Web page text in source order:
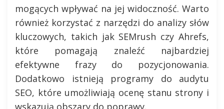
mogących wpływać na jej widoczność. Warto
również korzystać z narzędzi do analizy słów
kluczowych, takich jak SEMrush czy Ahrefs,
które pomagają znaleźć najbardziej
efektywne frazy do pozycjonowania.
Dodatkowo istnieją programy do audytu
SEO, które umożliwiają ocenę stanu strony i
wskazują obszary do poprawy.